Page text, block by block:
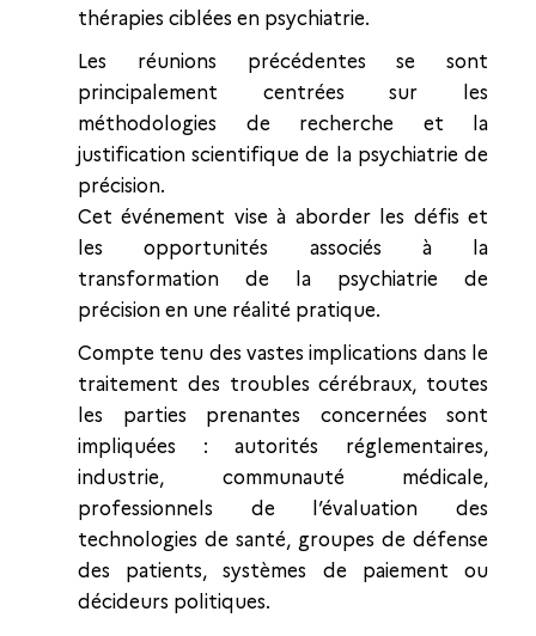
thérapies ciblées en psychiatrie.
Les réunions précédentes se sont
principalement centrées sur les
méthodologies de recherche et la
justification scientifique de la psychiatrie de
précision.
Cet événement vise à aborder les défis et
les opportunités associés à la
transformation de la psychiatrie de
précision en une réalité pratique.
Compte tenu des vastes implications dans le
traitement des troubles cérébraux, toutes
les parties prenantes concernées sont
impliquées : autorités réglementaires,
industrie, communauté médicale,
professionnels de l’évaluation des
technologies de santé, groupes de défense
des patients, systèmes de paiement ou
décideurs politiques.